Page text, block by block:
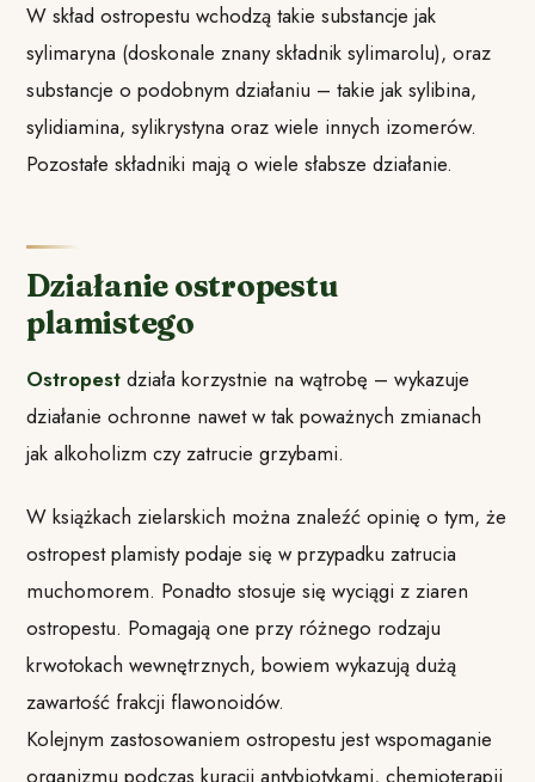
W skład ostropestu wchodzą takie substancje jak
sylimaryna (doskonale znany składnik sylimarolu), oraz
substancje o podobnym działaniu – takie jak sylibina,
sylidiamina, sylikrystyna oraz wiele innych izomerów.
Pozostałe składniki mają o wiele słabsze działanie.
Działanie ostropestu
plamistego
Ostropest działa korzystnie na wątrobę – wykazuje
działanie ochronne nawet w tak poważnych zmianach
jak alkoholizm czy zatrucie grzybami.
W książkach zielarskich można znaleźć opinię o tym, że
ostropest plamisty podaje się w przypadku zatrucia
muchomorem. Ponadto stosuje się wyciągi z ziaren
ostropestu. Pomagają one przy różnego rodzaju
krwotokach wewnętrznych, bowiem wykazują dużą
zawartość frakcji flawonoidów.
Kolejnym zastosowaniem ostropestu jest wspomaganie
organizmu podczas kuracji antybiotykami, chemioterapii